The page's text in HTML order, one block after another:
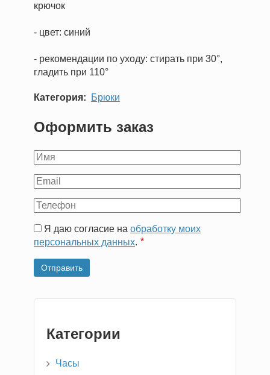
крючок
- цвет: синий
- рекомендации по уходу: стирать при 30°,
гладить при 110°
Категория Брюки
Оформить заказ
Ваше
Ваш
Ваш
Я даю согласие на обработку моих
персональных данных.
Категории
Часы